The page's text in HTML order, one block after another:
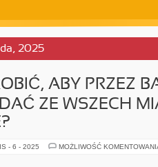
2025
ABY PRZEZ
ZE WSZECH
- 6 - 2025 MOŻLIWOŚĆ